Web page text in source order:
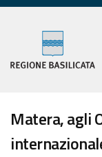
Matera, agli